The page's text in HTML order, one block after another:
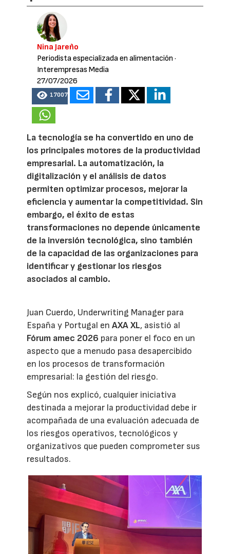
Nina Jareño
Periodista especializada en alimentación ·
Interempresas Media
27/07/2026
17007
La tecnología se ha convertido en uno de
los principales motores de la productividad
empresarial. La automatización, la
digitalización y el análisis de datos
permiten optimizar procesos, mejorar la
eficiencia y aumentar la competitividad. Sin
embargo, el éxito de estas
transformaciones no depende únicamente
de la inversión tecnológica, sino también
de la capacidad de las organizaciones para
identificar y gestionar los riesgos
asociados al cambio.
Juan Cuerdo, Underwriting Manager para
España y Portugal enAXA XL, asistió al
Fórum amec 2026 para poner el foco en un
aspecto que a menudo pasa desapercibido
en los procesos de transformación
empresarial: la gestión del riesgo.
Según nos explicó, cualquier iniciativa
destinada a mejorar la productividad debe ir
acompañada de una evaluación adecuada de
los riesgos operativos, tecnológicos y
organizativos que pueden comprometer sus
resultados.